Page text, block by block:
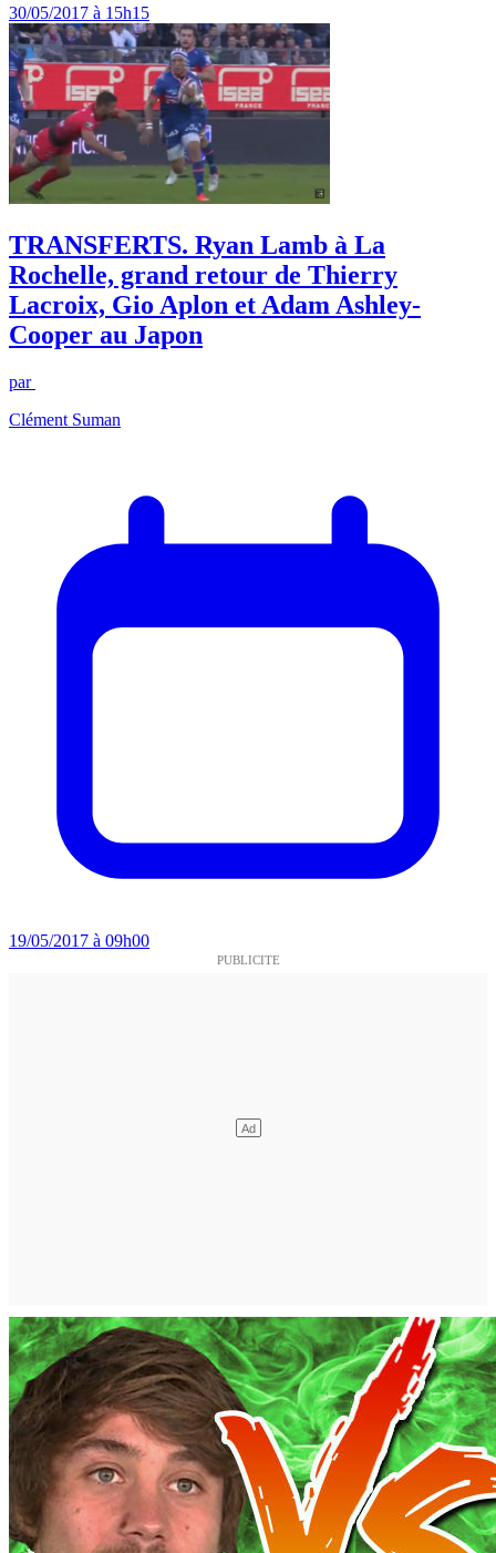
30/05/2017 à 15h15
TRANSFERTS. Ryan Lamb à La
Rochelle, grand retour de Thierry
Lacroix, Gio Aplon et Adam Ashley-
Cooper au Japon
par
Clément Suman
19/05/2017 à 09h00